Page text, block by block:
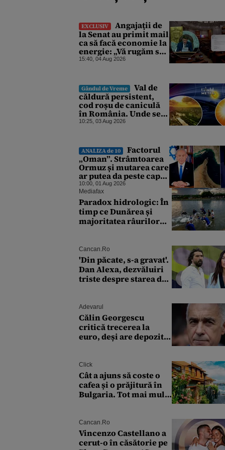
EXCLUSIV
Angajaţii de
la Senat au primit mail
ca să facă economie la
energie: „Vă rugăm să
opriţi aparatele de aer
15:40, 04 Aug 2026
Gândul de Vreme
Val de
căldură persistent,
cod roșu de caniculă
în România. Unde se
vor înregistra
10:25, 03 Aug 2026
ANALIZA de 10
Factorul
„Oman”. Strâmtoarea
Ormuz și mutarea care
ar putea da peste cap
toate planurile
Iranului
10:00, 01 Aug 2026
Mediafax
Paradox hidrologic: În
timp ce Dunărea și
majoritatea râurilor
debite în creștere
Cancan.ro
'Din păcate, s-a gravat'.
Dan Alexa, dezvăluiri
triste despre starea de
avut cu două zile în
urmă
Adevarul
Călin Georgescu
critică trecerea la
euro, deși are depozite
renunți la
suveranitate”
Click
Cât a ajuns să coste o
cafea și o prăjitură în
Bulgaria. Tot mai mulți
Cancan.ro
Vincenzo Castellano a
cerut-o în căsătorie pe